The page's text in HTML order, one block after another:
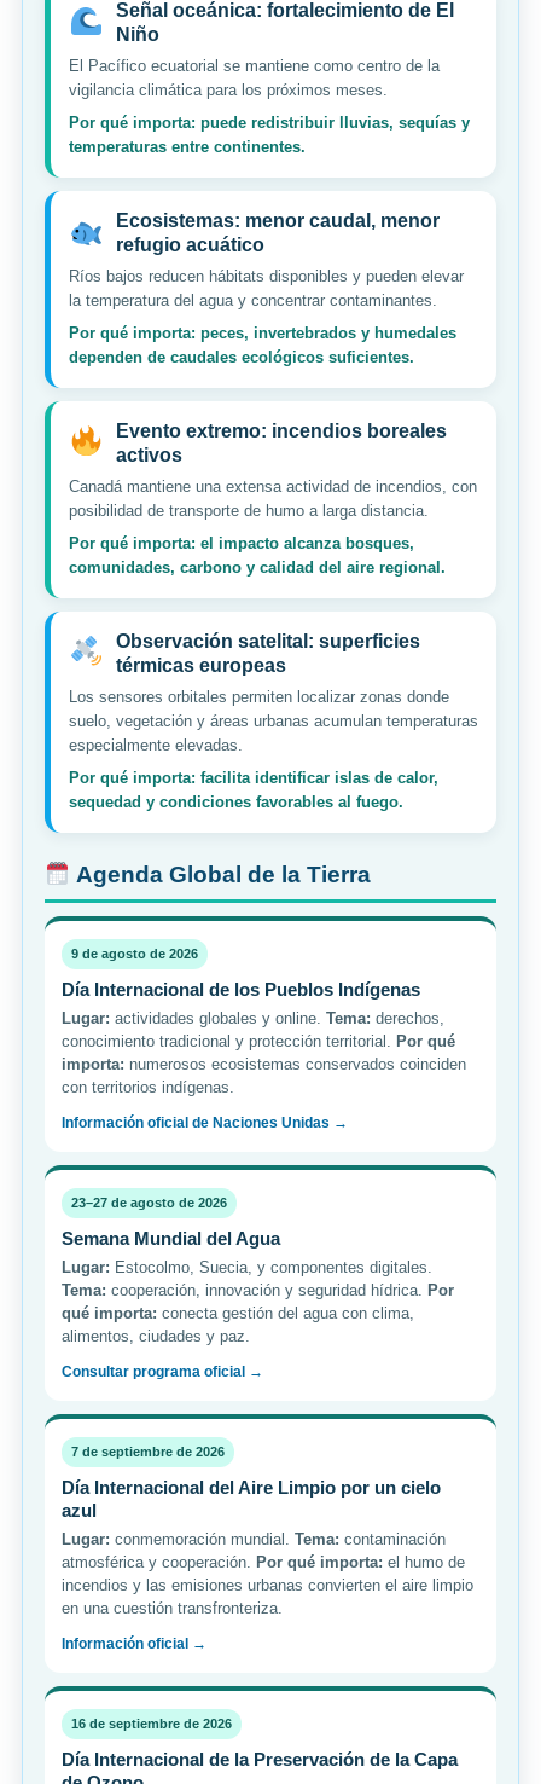
Señal oceánica: fortalecimiento de El
Niño
El Pacífico ecuatorial se mantiene como centro de la
vigilancia climática para los próximos meses.
Por qué importa: puede redistribuir lluvias, sequías y
temperaturas entre continentes.
Ecosistemas: menor caudal, menor
refugio acuático
Ríos bajos reducen hábitats disponibles y pueden elevar
la temperatura del agua y concentrar contaminantes.
Por qué importa: peces, invertebrados y humedales
dependen de caudales ecológicos suficientes.
Evento extremo: incendios boreales
activos
Canadá mantiene una extensa actividad de incendios, con
posibilidad de transporte de humo a larga distancia.
Por qué importa: el impacto alcanza bosques,
comunidades, carbono y calidad del aire regional.
Observación satelital: superficies
térmicas europeas
Los sensores orbitales permiten localizar zonas donde
suelo, vegetación y áreas urbanas acumulan temperaturas
especialmente elevadas.
Por qué importa: facilita identificar islas de calor,
sequedad y condiciones favorables al fuego.
Agenda Global de la Tierra
9 de agosto de 2026
Día Internacional de los Pueblos Indígenas
Lugar: actividades globales y online. Tema: derechos,
conocimiento tradicional y protección territorial. Por qué
importa: numerosos ecosistemas conservados coinciden
con territorios indígenas.
Información oficial de Naciones Unidas →
23–27 de agosto de 2026
Semana Mundial del Agua
Lugar: Estocolmo, Suecia, y componentes digitales.
Tema: cooperación, innovación y seguridad hídrica. Por
qué importa: conecta gestión del agua con clima,
alimentos, ciudades y paz.
Consultar programa oficial →
7 de septiembre de 2026
Día Internacional del Aire Limpio por un cielo
azul
Lugar: conmemoración mundial. Tema: contaminación
atmosférica y cooperación. Por qué importa: el humo de
incendios y las emisiones urbanas convierten el aire limpio
en una cuestión transfronteriza.
Información oficial →
16 de septiembre de 2026
Día Internacional de la Preservación de la Capa